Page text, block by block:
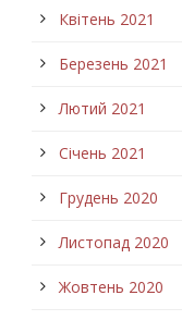
Квітень 2021
Березень 2021
Лютий 2021
Січень 2021
Грудень 2020
Листопад 2020
Жовтень 2020